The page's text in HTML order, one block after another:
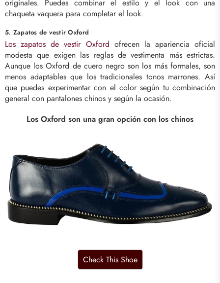
originales. Puedes combinar el estilo y el look con una
chaqueta vaquera para completar el look.
5. Zapatos de vestir Oxford
Los zapatos de vestir Oxford ofrecen la apariencia oficial
modesta que exigen las reglas de vestimenta más estrictas.
Aunque los Oxford de cuero negro son los más formales, son
menos adaptables que los tradicionales tonos marrones. Así
que puedes experimentar con el color según tu combinación
general con pantalones chinos y según la ocasión.
Los Oxford son una gran opción con los chinos